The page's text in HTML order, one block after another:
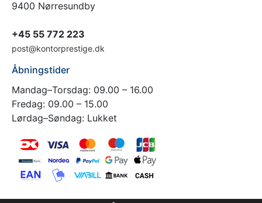
9400 Nørresundby
+45 55 772 223
post@kontorprestige.dk
Åbningstider
Mandag–Torsdag: 09.00 – 16.00
Fredag: 09.00 – 15.00
Lørdag–Søndag: Lukket